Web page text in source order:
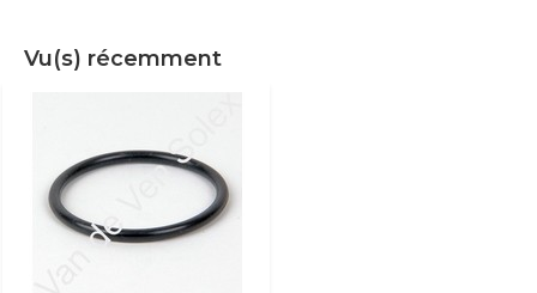
Vu(s) récemment